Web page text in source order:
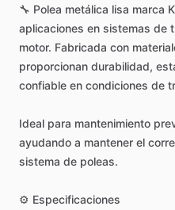
🔧 Polea metálica lisa marca
aplicaciones en sistemas de
motor. Fabricada con
proporcionan durabilidad,
confiable en condiciones de
Ideal para mantenimiento
ayudando a mantener el
sistema de poleas.
⚙️ Especificaciones